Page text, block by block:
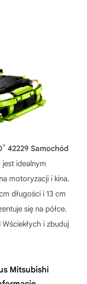
® 42229 Samochód
jest idealnym
motoryzacji i kina.
długości i 13 cm
się na półce.
i zbuduj
Mitsubishi